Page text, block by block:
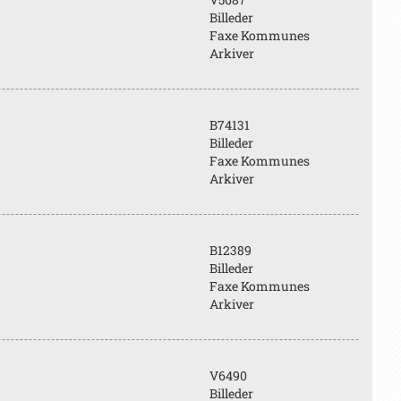
Billeder
Faxe Kommunes
Arkiver
B74131
Billeder
Faxe Kommunes
Arkiver
B12389
Billeder
Faxe Kommunes
Arkiver
V6490
Billeder